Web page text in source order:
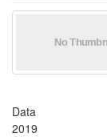
Data
2019